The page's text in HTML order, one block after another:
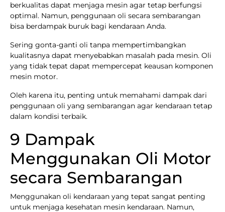
berkualitas dapat menjaga mesin agar tetap berfungsi
optimal. Namun, penggunaan oli secara sembarangan
bisa berdampak buruk bagi kendaraan Anda.
Sering gonta-ganti oli tanpa mempertimbangkan
kualitasnya dapat menyebabkan masalah pada mesin. Oli
yang tidak tepat dapat mempercepat keausan komponen
mesin motor.
Oleh karena itu, penting untuk memahami dampak dari
penggunaan oli yang sembarangan agar kendaraan tetap
dalam kondisi terbaik.
9 Dampak
Menggunakan Oli Motor
secara Sembarangan
Menggunakan oli kendaraan yang tepat sangat penting
untuk menjaga kesehatan mesin kendaraan. Namun,